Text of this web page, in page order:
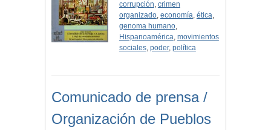
corrupción, crimen
organizado, economía, ética,
genoma humano,
Hispanoamérica, movimientos
sociales, poder, política
Comunicado de prensa /
Organización de Pueblos